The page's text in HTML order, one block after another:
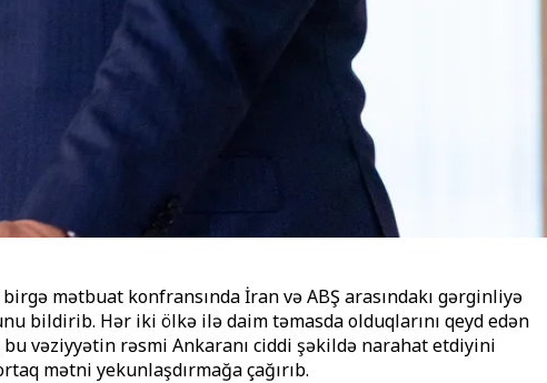
mətbuat konfransında İran və ABŞ arasındakı gərginliyə
bildirib. Hər iki ölkə ilə daim təmasda olduqlarını qeyd edən
bu vəziyyətin rəsmi Ankaranı ciddi şəkildə narahat etdiyini
mətni yekunlaşdırmağa çağırıb.